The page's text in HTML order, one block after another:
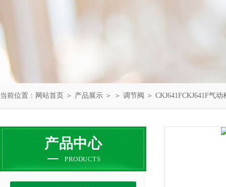
当前位置： 网站首页 ＞ 产品展示 ＞ ＞ 调节阀 ＞ CKJ641FCKJ641F气
产品中心
PRODUCTS